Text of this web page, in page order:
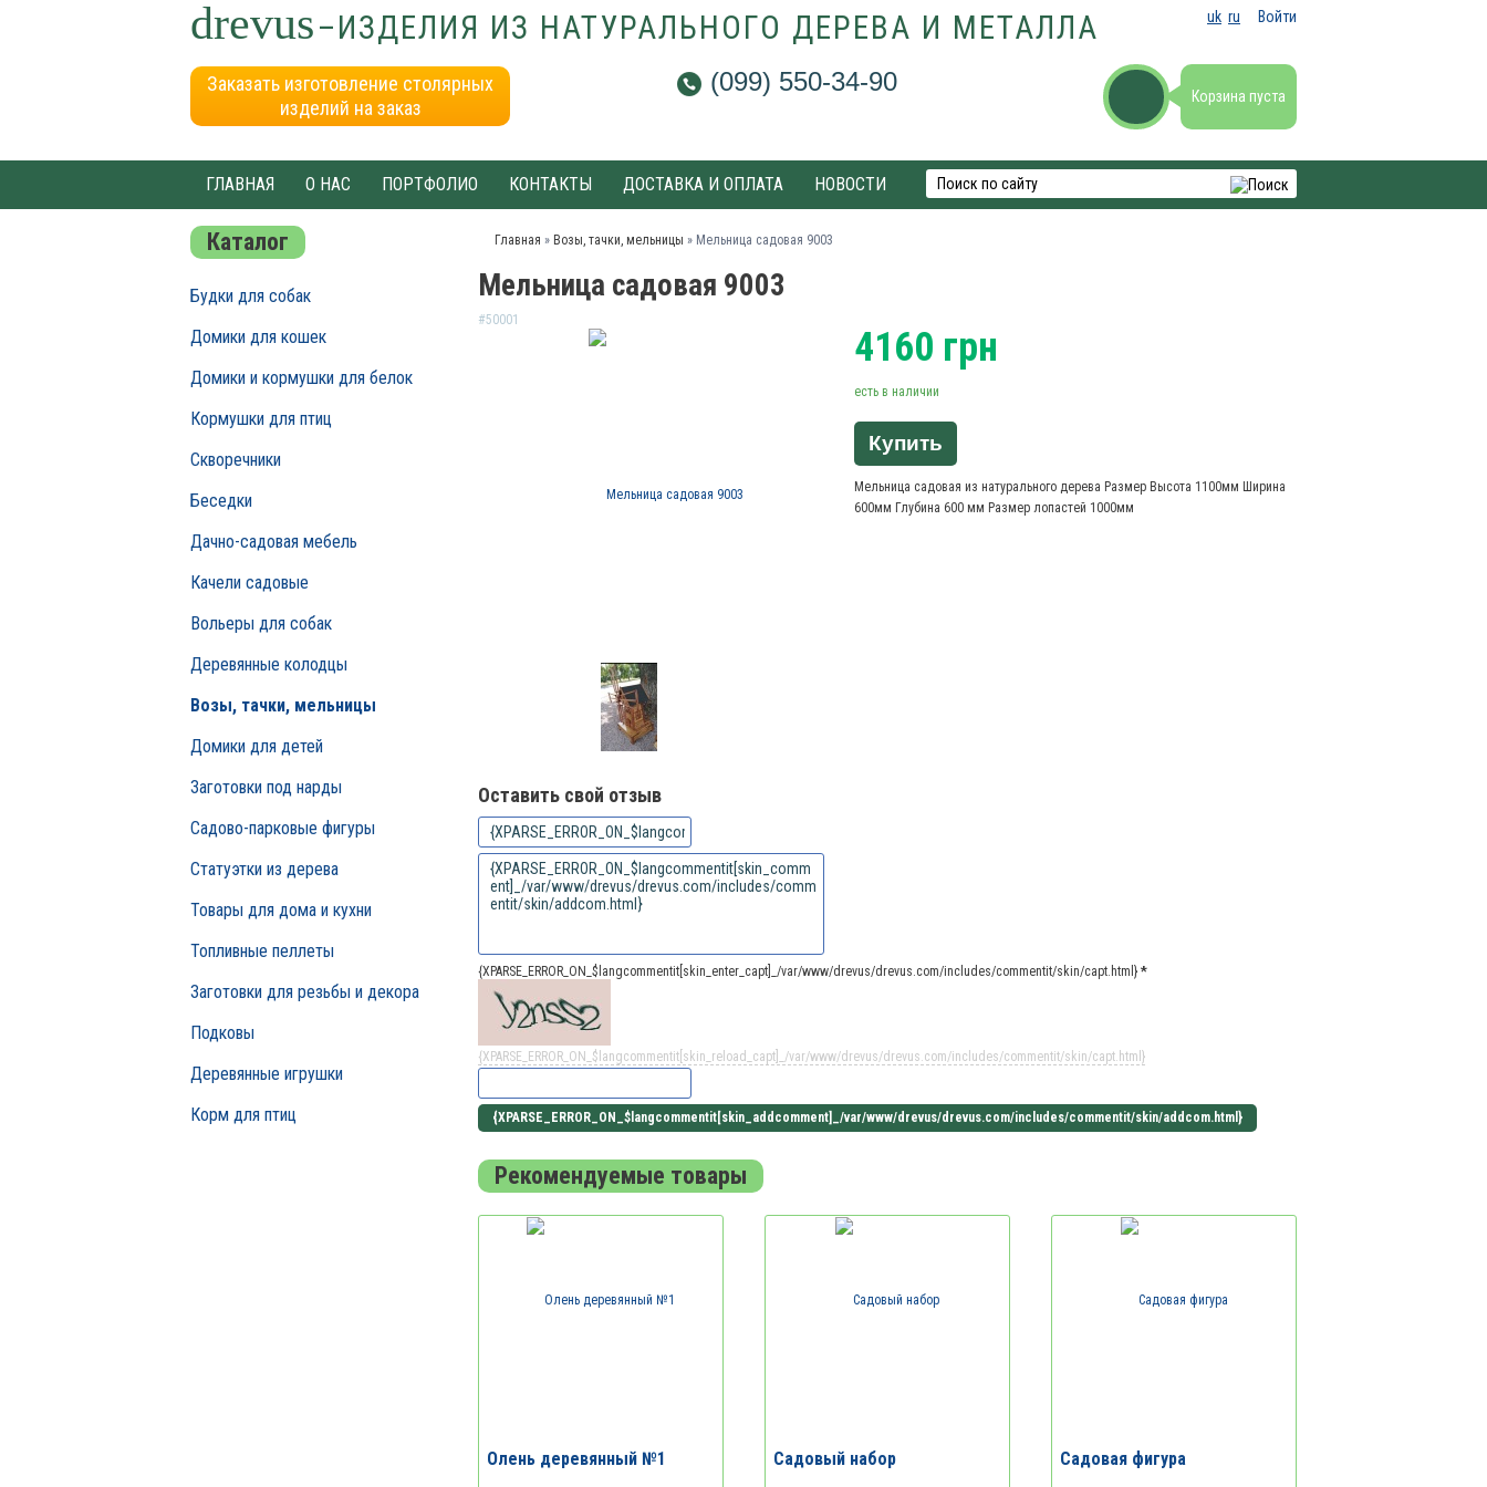
drevus–ИЗДЕЛИЯ ИЗ НАТУРАЛЬНОГО ДЕРЕВА И МЕТАЛЛА Войти
uk ru
Заказать изготовление столярных
изделий на заказ
(099) 550-34-90 Корзина пуста
ГЛАВНАЯ О НАС ПОРТФОЛИО КОНТАКТЫ ДОСТАВКА И ОПЛАТА НОВОСТИ
Каталог
Будки для собак
Домики для кошек
Домики и кормушки для белок
Кормушки для птиц
Скворечники
Беседки
Дачно-садовая мебель
Качели садовые
Вольеры для собак
Деревянные колодцы
Возы, тачки, мельницы
Домики для детей
Заготовки под нарды
Садово-парковые фигуры
Статуэтки из дерева
Товары для дома и кухни
Топливные пеллеты
Заготовки для резьбы и декора
Подковы
Деревянные игрушки
Корм для птиц
Главная » Возы, тачки, мельницы » Мельница садовая 9003
Мельница садовая 9003
#50001
4160 грн
есть в наличии
Купить
Мельница садовая из натурального дерева Размер Высота 1100мм Ширина
600мм Глубина 600 мм Размер лопастей 1000мм
Оставить свой отзыв
{XPARSE_ERROR_ON_$langcommentit[skin_enter_capt]_/var/www/drevus/drevus.com/includes/commentit/skin/capt.html} *
{XPARSE_ERROR_ON_$langcommentit[skin_reload_capt]_/var/www/drevus/drevus.com/includes/commentit/skin/capt.html}
Рекомендуемые товары
Олень деревянный №1 Садовый набор Садовая фигура